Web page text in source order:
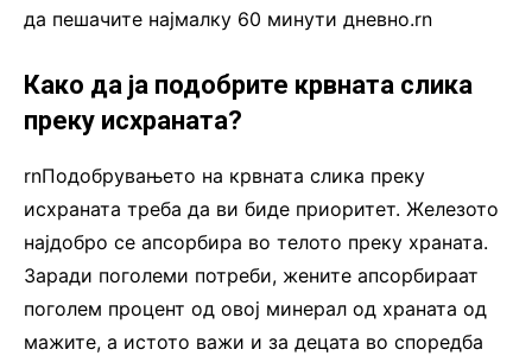
да пешачите најмалку 60 минути дневно.rn
Како да ја подобрите крвната слика
преку исхраната?
rnПодобрувањето на крвната слика преку
исхраната треба да ви биде приоритет. Железото
најдобро се апсорбира во телото преку храната.
Заради поголеми потреби, жените апсорбираат
поголем процент од овој минерал од храната од
мажите, а истото важи и за децата во споредба